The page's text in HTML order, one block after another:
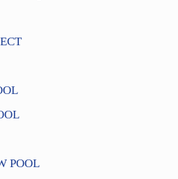
POOL